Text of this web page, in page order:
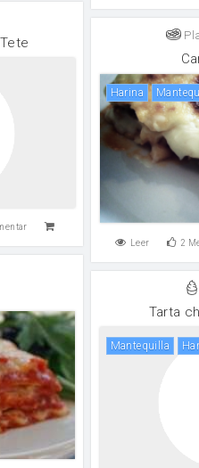
harina
Leer 2
Tarta
mantequilla